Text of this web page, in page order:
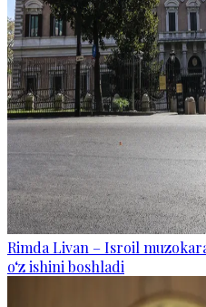
Rimda Livan – Isroil
o‘z ishini boshladi